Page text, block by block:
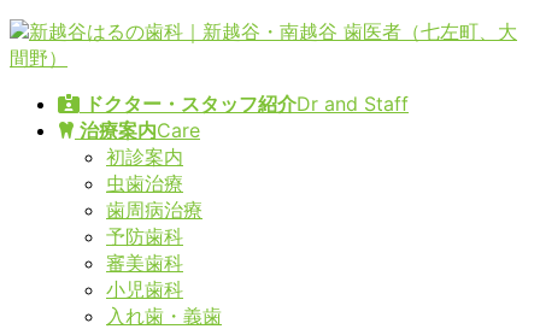
コ
ン
ナ
ビ
ドクター・スタッフ紹介Dr and Staff
治療案内Care
初診案内
虫歯治療
歯周病治療
予防歯科
審美歯科
小児歯科
入れ歯・義歯